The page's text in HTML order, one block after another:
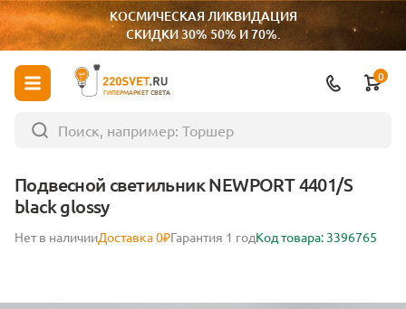
КОСМИЧЕСКАЯ ЛИКВИДАЦИЯ
СКИДКИ 30% 50% И 70%.
ГИПЕРМАРКЕТ СВЕТА
0
Подвесной светильник NEWPORT 4401/S
black glossy
Нет в наличииДоставка 0₽Гарантия 1 годКод товара: 3396765